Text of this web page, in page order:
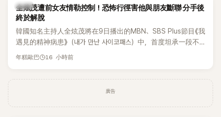
韓星
全炫茂遭前女友情勒控制！恐怖行徑害他與朋友斷聯 分手後
終於解脫
韓國知名主持人全炫茂將在9日播出的MBN、SBS Plus節目《我
遇見的精神病患》（내가 만난 사이코패스）中，首度坦承一段不
堪回首的戀愛經歷，自爆曾遭前女友過度控制，不僅走到哪都
年糕歐巴 16 小時前
廣告